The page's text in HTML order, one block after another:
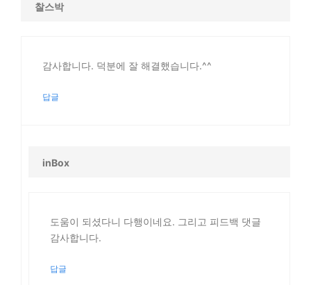
찰스박
감사합니다. 덕분에 잘 해결했습니다.^^
답글
inBox
도움이 되셨다니 다행이네요. 그리고 피드백 댓글
감사합니다.
답글